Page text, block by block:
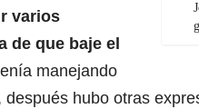
varios
de que baje el
manejando
hubo otras